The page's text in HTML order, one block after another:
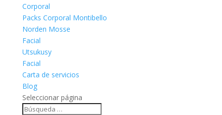
Corporal
Packs Corporal Montibello
Norden Mosse
Facial
Utsukusy
Facial
Carta de servicios
Blog
Seleccionar página